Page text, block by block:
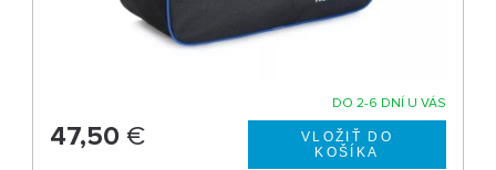
DO 2-6 DNÍ U VÁS
47,50 €